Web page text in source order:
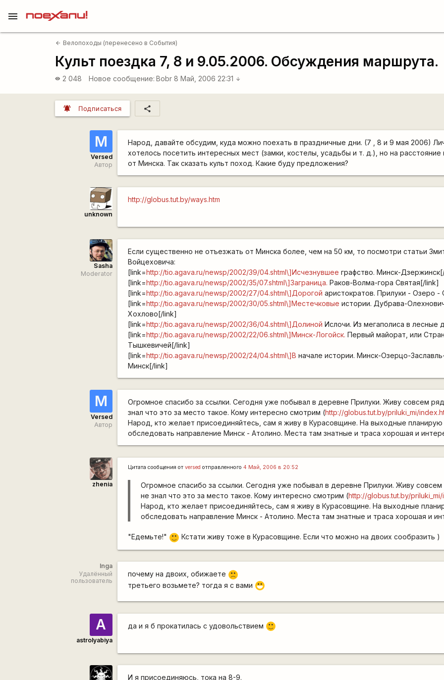
menu
arrow_back Велопоходы (перенесено в События)
Культ поездка 7, 8 и 9.05.2006. Обсуждения маршрута.
visibility 2 048 Новое сообщение: Bobr 8 Май, 2006 22:31 arrow_downward
notifications_active Подписаться share
М
Versed
Автор
Народ, давайте обсудим, куда можно поехать в праздничные дни. (7 , 8 и 9 мая 2006)
хотелось посетить интересных мест (замки, костелы, усадьбы и т. д.), но на
от Минска. Так сказать культ поход. Какие буду предложения?
unknown
http://globus.tut.by/ways.htm
Sasha
Moderator
Если существенно не отъезжать от Минска более, чем на 50 км, то посмотри статьи
Войцеховича:
[link=http://tio.agava.ru/newsp/2002/39/04.shtml\]Исчезнувшее графство. Минск-
[link=http://tio.agava.ru/newsp/2002/35/07.shtml\]Заграница. Раков-Волма-гора Святая[/link]
[link=http://tio.agava.ru/newsp/2002/27/04.shtml\]Дорогой аристократов. Прилуки - Озеро -
[link=http://tio.agava.ru/newsp/2002/30/05.shtml\]Местечковые истории. Дубрава-
Хохлово[/link]
[link=http://tio.agava.ru/newsp/2002/36/04.shtml\]Долиной Ислочи. Из мегаполиса в лесные
[link=http://tio.agava.ru/newsp/2002/22/06.shtml\]Минск-Логойск. Первый майорат, или
Тышкевичей[/link]
[link=http://tio.agava.ru/newsp/2002/24/04.shtml\]В начале истории. Минск-Озерцо-
Минск[/link]
М
Versed
Автор
Огромное спасибо за ссылки. Сегодня уже побывал в деревне Прилуки. Живу совсем
знал что это за место такое. Кому интересно смотрим (http://globus.tut.by/priluki_mi/
Народ, кто желает присоединяйтесь, сам я живу в Курасовщине. На выходные планирую
обследовать направление Минск - Атолино. Места там знатные и траса хорошая и
zhenia
Цитата сообщения отversed отправленного4 Май, 2006 в 20:52
Огромное спасибо за ссылки. Сегодня уже побывал в деревне Прилуки. Живу
не знал что это за место такое. Кому интересно смотрим (http://globus.tut.by/
Народ, кто желает присоединяйтесь, сам я живу в Курасовщине. На выходные
обследовать направление Минск - Атолино. Места там знатные и траса хорошая и
"Едемьте!" :) Кстати живу тоже в Курасовщине. Если что можно на двоих сообразить )
Inga
Удалённый
пользователь
почему на двоих, обижаете
:(
третьего возьмете? тогда я с вами :D
A
astrolyabiya
да и я б прокатилась с удовольствием :)
И я присоединяюсь, тока на 8-9.